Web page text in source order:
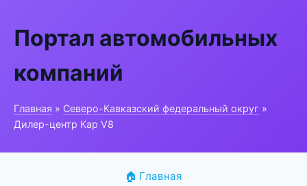
Портал автомобильных
компаний
Главная » Северо-Кавказский федеральный округ »
Дилер-центр Кар V8
🏠 Главная